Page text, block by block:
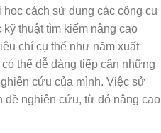
cách sử dụng các công cụ
thuật tìm kiếm nâng cao
chí cụ thể như năm xuất
thể dễ dàng tiếp cận những
cứu của mình. Việc sử
đề nghiên cứu, từ đó nâng cao